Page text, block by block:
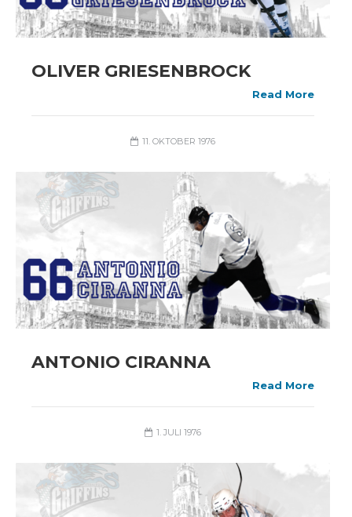
OLIVER GRIESENBROCK
Read More
11. OKTOBER 1976
ANTONIO CIRANNA
Read More
1. JULI 1976